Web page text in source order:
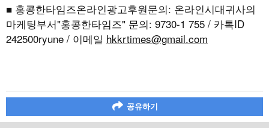
■ 홍콩한타임즈온라인광고후원문의: 온라인시대귀사의
마케팅부서"홍콩한타임즈" 문의: 9730-1 755 / 카톡ID
242500ryune / 이메일 hkkrtimes@gmail.com
공유하기